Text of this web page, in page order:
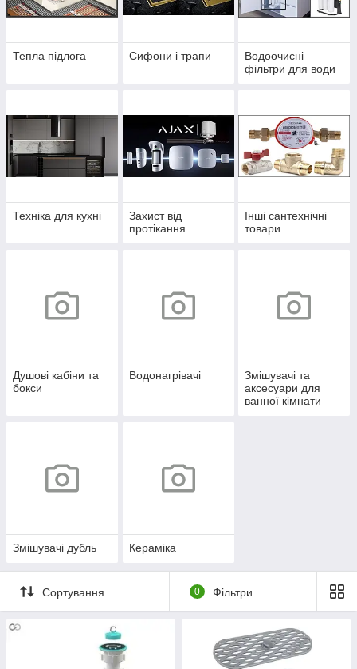
Тепла підлога Сифони і трапи
Водоочисні
фільтри для води
Техніка для кухні
Захист від
протікання
Інші сантехнічні
товари
Душові кабіни та
бокси
Водонагрівачі
Змішувачі та
аксесуари для
ванної кімнати
Змішувачі дубль Кераміка
Сортування 0 Фільтри